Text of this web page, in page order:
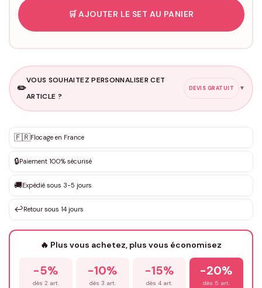
🛒 AJOUTER LE SET AU PANIER
✏️
VOUS SOUHAITEZ PERSONNALISER CET
ARTICLE ?
DEVIS GRATUIT ▼
✨ Personnalisation sur mesure
DEVIS GRATUIT · Personnalisation de 3 à 10€ selon la demande
Que souhaitez-vous ?*
Votre texte / idée*
Prénom*
🇫🇷Flocage en France
🔒Paiement 100% sécurisé
🚚Expédié sous 3-5 jours
↩️Retour sous 14 jours
🔥 Plus vous achetez, plus vous économisez
-5%
dès 2 art.
-10%
dès 3 art.
-15%
dès 4 art.
-20%
dès 5 art.